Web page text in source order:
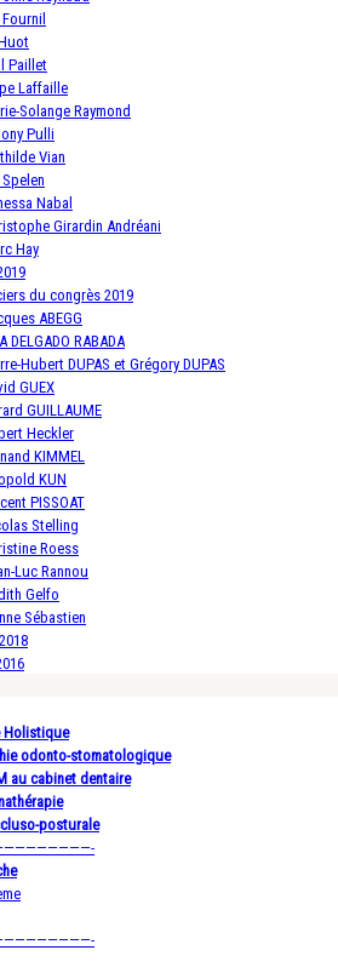
Paillet
Laffaille
Solange Raymond
Pulli
Vian
Nabal
Girardin Andréani
Hay
du congrès 2019
ABEGG
DELGADO RABADA
Hubert DUPAS et Grégory DUPAS
GUEX
GUILLAUME
Heckler
KIMMEL
KUN
PISSOAT
Stelling
Roess
Luc Rannou
Gelfo
Sébastien
Holistique
odonto-stomatologique
au cabinet dentaire
posturale